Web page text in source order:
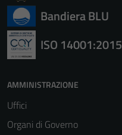
Bandiera BLU
ISO 14001:2015
AMMINISTRAZIONE
Uffici
Organi di Governo